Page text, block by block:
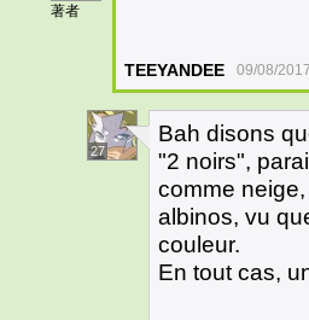
著者
TEEYANDEE 09/08/
27
Bah disons
"2 noirs",
comme
albinos, vu
couleur.
En tout cas,